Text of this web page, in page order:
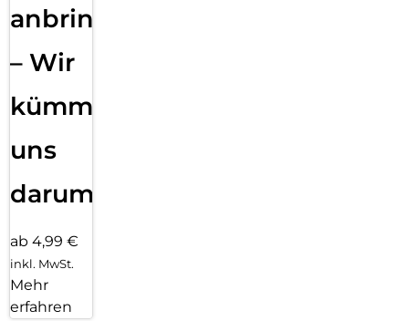
anbringen
– Wir
kümmern
uns
darum!
ab 4,99 €
inkl. MwSt.
Mehr
erfahren